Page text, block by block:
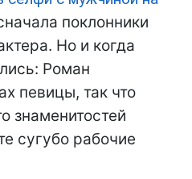
поклонники
Но и когда
Роман
певицы, так что
знаменитостей
сугубо рабочие